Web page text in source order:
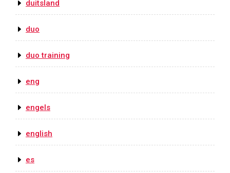
duitsland
duo
duo training
eng
engels
english
es